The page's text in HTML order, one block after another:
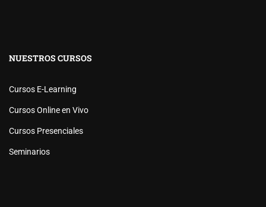
NUESTROS CURSOS
Cursos E-Learning
Cursos Online en Vivo
Cursos Presenciales
Seminarios